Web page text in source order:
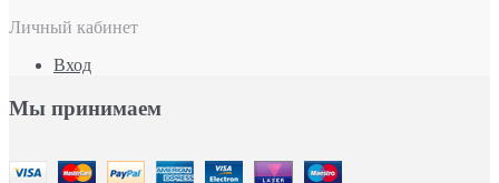
Личный кабинет
Вход
Мы принимаем